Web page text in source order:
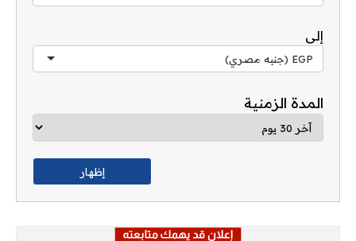
إلى
EGP (جنيه مصري)
المدة الزمنية